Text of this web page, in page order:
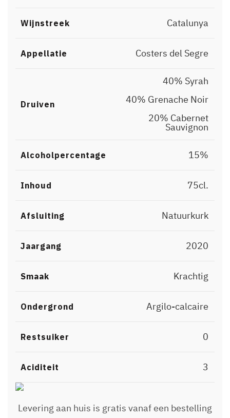
Wijnstreek Catalunya
Appellatie Costers del Segre
Druiven
20% Cabernet
Sauvignon
40% Grenache Noir
40% Syrah
Alcoholpercentage 15%
Inhoud 75cl.
Afsluiting Natuurkurk
Jaargang 2020
Smaak Krachtig
Ondergrond Argilo-calcaire
Restsuiker 0
Aciditeit 3
Levering aan huis is gratis vanaf een bestelling